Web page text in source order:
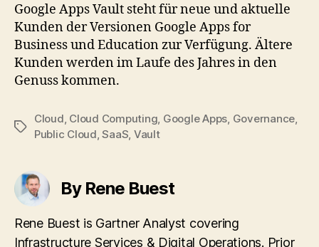
Google Apps Vault steht für neue und aktuelle
Kunden der Versionen Google Apps for
Business und Education zur Verfügung. Ältere
Kunden werden im Laufe des Jahres in den
Genuss kommen.
Tags
Cloud Cloud Computing Google Apps Governance
Public Cloud ,SaaS Vault
By Rene Buest
Rene Buest is Gartner Analyst covering
Infrastructure Services & Digital Operations. Prior